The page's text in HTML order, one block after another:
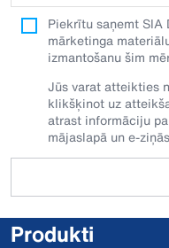
Piekrītu saņemt SIA
mārketinga
izmantošanu šim
Jūs varat atteikties
klikšķinot uz
atrast informāciju
mājaslapā un e-
Produkti